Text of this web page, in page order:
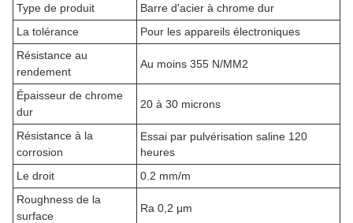
Type de produit
Barre d'acier à chrome dur
La tolérance
Pour les appareils électroniques
Résistance au
rendement
Au moins 355 N/MM2
Épaisseur de chrome
dur
20 à 30 microns
Résistance à la
corrosion
Essai par pulvérisation saline 120
heures
Le droit
0.2 mm/m
Roughness de la
surface
Ra 0,2 μm